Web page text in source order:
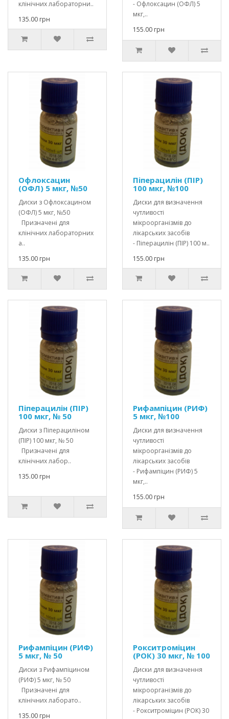
клінічних лабораторни..
135.00 грн
- Офлоксацин (ОФЛ) 5
мкг,..
155.00 грн
Офлоксацин
(ОФЛ) 5 мкг, №50
Диски з Офлоксацином
(ОФЛ) 5 мкг, №50
Призначені для
клінічних лабораторних
а..
135.00 грн
Піперацилін (ПІР)
100 мкг, №100
Диски для визначення
чутливості
мікроорганізмів до
лікарських засобів
- Піперацилін (ПІР) 100 м..
155.00 грн
Піперацилін (ПІР)
100 мкг, № 50
Диски з Піперациліном
(ПІР) 100 мкг, № 50
Призначені для
клінічних лабор..
135.00 грн
Рифампіцин (РИФ)
5 мкг, №100
Диски для визначення
чутливості
мікроорганізмів до
лікарських засобів
- Рифампіцин (РИФ) 5
мкг,..
155.00 грн
Рифампіцин (РИФ)
5 мкг, № 50
Диски з Рифампіцином
(РИФ) 5 мкг, № 50
Призначені для
клінічних лаборато..
135.00 грн
Рокситроміцин
(РОК) 30 мкг, № 100
Диски для визначення
чутливості
мікроорганізмів до
лікарських засобів
- Рокситроміцин (РОК) 30